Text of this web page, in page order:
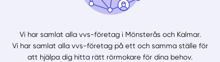
Vi har samlat alla vvs-företag i Mönsterås och Kalmar.
Vi har samlat alla vvs-företag på ett och samma ställe för
att hjälpa dig hitta rätt rörmokare för dina behov.